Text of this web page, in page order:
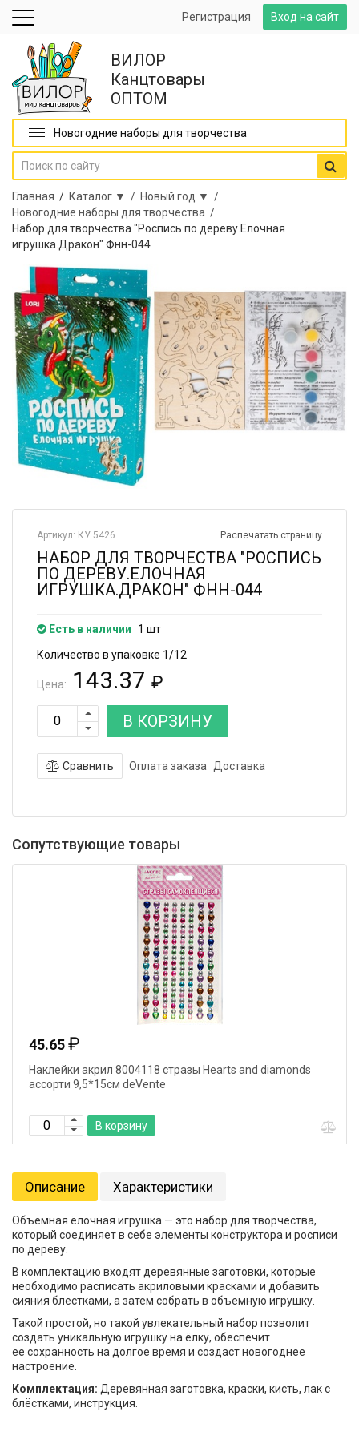
Вход на сайт
Регистрация
ВИЛОР
Канцтовары
ОПТОМ
Новогодние наборы для творчества
Главная / Каталог ▼ / Новый год ▼ /
Новогодние наборы для творчества /
Набор для творчества "Роспись по дереву.Елочная
игрушка.Дракон" Фнн-044
Распечатать страницу
Артикул: КУ 5426
НАБОР ДЛЯ ТВОРЧЕСТВА "РОСПИСЬ
ПО ДЕРЕВУ.ЕЛОЧНАЯ
ИГРУШКА.ДРАКОН" ФНН-044
Есть в наличии
1 шт
Количество в упаковке 1/12
Цена: 143.37 ₽
В КОРЗИНУ
Сравнить Оплата заказа Доставка
Сопутствующие товары
45.65₽
Наклейки акрил 8004118 стразы Hearts and diamonds
ассорти 9,5*15см deVente
В корзину
Описание Характеристики
Объемная ёлочная игрушка — это набор для творчества,
который соединяет в себе элементы конструктора и росписи
по дереву.
В комплектацию входят деревянные заготовки, которые
необходимо расписать акриловыми красками и добавить
сияния блестками, а затем собрать в объемную игрушку.
Такой простой, но такой увлекательный набор позволит
создать уникальную игрушку на ёлку, обеспечит
ее сохранность на долгое время и создаст новогоднее
настроение.
Комплектация: Деревянная заготовка, краски, кисть, лак с
блёстками, инструкция.